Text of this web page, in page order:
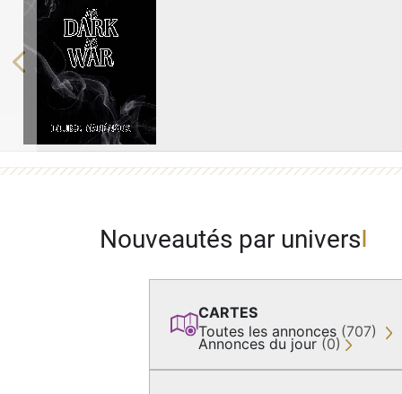
Previous
Nouveautés par univers
CARTES
Toutes les annonces (707)
Annonces du jour (0)